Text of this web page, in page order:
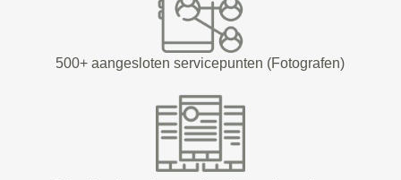
500+ aangesloten servicepunten (Fotografen)